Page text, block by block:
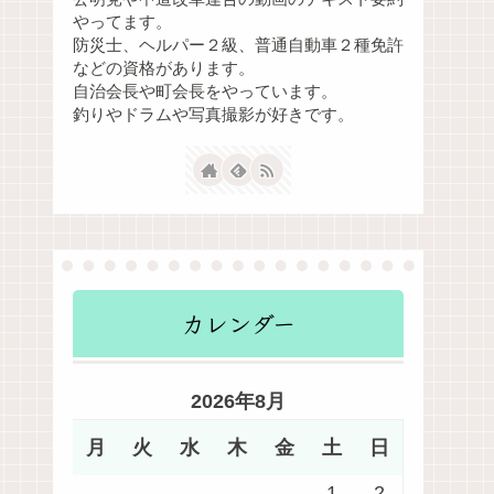
やってます。
防災士、ヘルパー２級、普通自動車２種免許
などの資格があります。
自治会長や町会長をやっています。
釣りやドラムや写真撮影が好きです。
カレンダー
2026年8月
月 火 水 木 金 土 日